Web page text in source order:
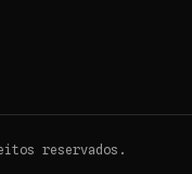
reservados.